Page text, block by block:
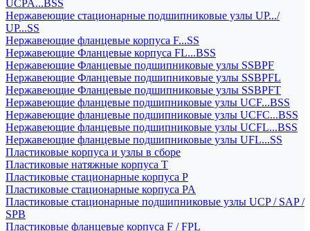
UCPA...BSS
Нержавеющие стационарные подшипниковые узлы UP.../
UP...SS
Нержавеющие фланцевые корпуса F...SS
Нержавеющие Фланцевые корпуса FL...BSS
Нержавеющие Фланцевые подшипниковые узлы SSBPF
Нержавеющие Фланцевые подшипниковые узлы SSBPFL
Нержавеющие Фланцевые подшипниковые узлы SSBPFT
Нержавеющие фланцевые подшипниковые узлы UCF...BSS
Нержавеющие фланцевые подшипниковые узлы UCFC...BSS
Нержавеющие фланцевые подшипниковые узлы UCFL...BSS
Нержавеющие фланцевые подшипниковые узлы UFL...SS
Пластиковые корпуса и узлы в сборе
Пластиковые натяжные корпуса T
Пластиковые стационарные корпуса P
Пластиковые стационарные корпуса PA
Пластиковые стационарные подшипниковые узлы UCP / SAP /
SPB
Пластиковые фланцевые корпуса F / FPL